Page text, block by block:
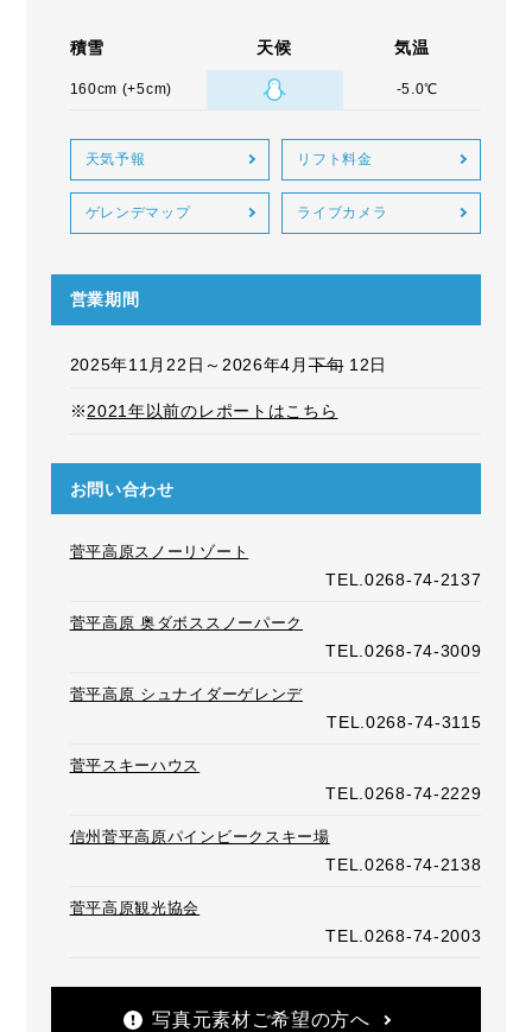
積雪 天候 気温
160cm (+5cm) -5.0℃
天気予報 リフト料金
ゲレンデマップ ライブカメラ
営業期間
2025年11月22日～2026年4月下旬12日
※2021年以前のレポートはこちら
お問い合わせ
菅平高原スノーリゾート
TEL.0268-74-2137
菅平高原 奥ダボススノーパーク
TEL.0268-74-3009
菅平高原 シュナイダーゲレンデ
TEL.0268-74-3115
菅平スキーハウス
TEL.0268-74-2229
信州菅平高原パインビークスキー場
TEL.0268-74-2138
菅平高原観光協会
TEL.0268-74-2003
写真元素材ご希望の方へ